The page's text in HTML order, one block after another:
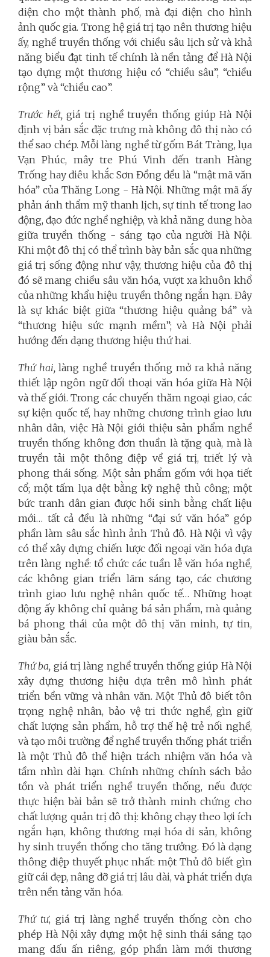
diện cho một thành phố, mà đại diện cho hình
ảnh quốc gia. Trong hệ giá trị tạo nên thương hiệu
ấy, nghề truyền thống với chiều sâu lịch sử và khả
năng biểu đạt tinh tế chính là nền tảng để Hà Nội
tạo dựng một thương hiệu có “chiều sâu”, “chiều
rộng” và “chiều cao”.
Trước hết, giá trị nghề truyền thống giúp Hà Nội
định vị bản sắc đặc trưng mà không đô thị nào có
thể sao chép. Mỗi làng nghề từ gốm Bát Tràng, lụa
Vạn Phúc, mây tre Phú Vinh đến tranh Hàng
Trống hay điêu khắc Sơn Đồng đều là “mật mã văn
hóa” của Thăng Long - Hà Nội. Những mật mã ấy
phản ánh thẩm mỹ thanh lịch, sự tinh tế trong lao
động, đạo đức nghề nghiệp, và khả năng dung hòa
giữa truyền thống - sáng tạo của người Hà Nội.
Khi một đô thị có thể trình bày bản sắc qua những
giá trị sống động như vậy, thương hiệu của đô thị
đó sẽ mang chiều sâu văn hóa, vượt xa khuôn khổ
của những khẩu hiệu truyền thông ngắn hạn. Đây
là sự khác biệt giữa “thương hiệu quảng bá” và
“thương hiệu sức mạnh mềm”; và Hà Nội phải
hướng đến dạng thương hiệu thứ hai.
Thứ hai, làng nghề truyền thống mở ra khả năng
thiết lập ngôn ngữ đối thoại văn hóa giữa Hà Nội
và thế giới. Trong các chuyến thăm ngoại giao, các
sự kiện quốc tế, hay những chương trình giao lưu
nhân dân, việc Hà Nội giới thiệu sản phẩm nghề
truyền thống không đơn thuần là tặng quà, mà là
truyền tải một thông điệp về giá trị, triết lý và
phong thái sống. Một sản phẩm gốm với họa tiết
cổ; một tấm lụa dệt bằng kỹ nghệ thủ công; một
bức tranh dân gian được hồi sinh bằng chất liệu
mới… tất cả đều là những “đại sứ văn hóa” góp
phần làm sâu sắc hình ảnh Thủ đô. Hà Nội vì vậy
có thể xây dựng chiến lược đối ngoại văn hóa dựa
trên làng nghề: tổ chức các tuần lễ văn hóa nghề,
các không gian triển lãm sáng tạo, các chương
trình giao lưu nghệ nhân quốc tế… Những hoạt
động ấy không chỉ quảng bá sản phẩm, mà quảng
bá phong thái của một đô thị văn minh, tự tin,
giàu bản sắc.
Thứ ba, giá trị làng nghề truyền thống giúp Hà Nội
xây dựng thương hiệu dựa trên mô hình phát
triển bền vững và nhân văn. Một Thủ đô biết tôn
trọng nghệ nhân, bảo vệ tri thức nghề, gìn giữ
chất lượng sản phẩm, hỗ trợ thế hệ trẻ nối nghề,
và tạo môi trường để nghề truyền thống phát triển
là một Thủ đô thể hiện trách nhiệm văn hóa và
tầm nhìn dài hạn. Chính những chính sách bảo
tồn và phát triển nghề truyền thống, nếu được
thực hiện bài bản sẽ trở thành minh chứng cho
chất lượng quản trị đô thị: không chạy theo lợi ích
ngắn hạn, không thương mại hóa di sản, không
hy sinh truyền thống cho tăng trưởng. Đó là dạng
thông điệp thuyết phục nhất: một Thủ đô biết gìn
giữ cái đẹp, nâng đỡ giá trị lâu dài, và phát triển dựa
trên nền tảng văn hóa.
Thứ tư, giá trị làng nghề truyền thống còn cho
phép Hà Nội xây dựng một hệ sinh thái sáng tạo
mang dấu ấn riêng, góp phần làm mới thương